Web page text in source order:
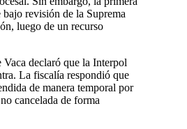
bajo revisión de la Suprema
luego de un recurso
declaró que la Interpol
La fiscalía respondió que
de manera temporal por
cancelada de forma